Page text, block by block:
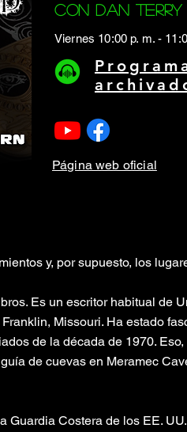
con dan terry
Viernes 10:00 p. m. -
Página web oficial
y, por supuesto, los
Es un escritor habitual de
Missouri. Ha estado
de la década de 1970.
de cuevas en Meramec
Costera de los EE.